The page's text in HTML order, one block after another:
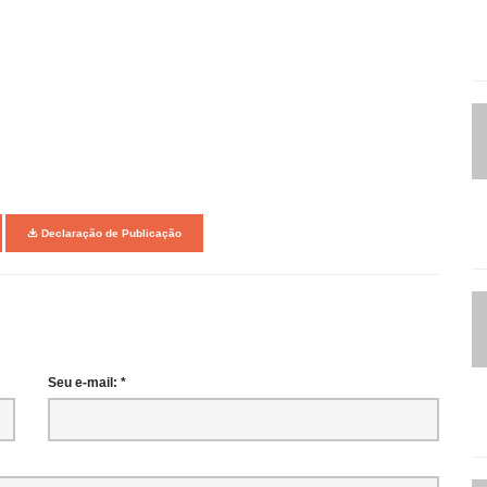
Declaração de Publicação
Seu e-mail: *